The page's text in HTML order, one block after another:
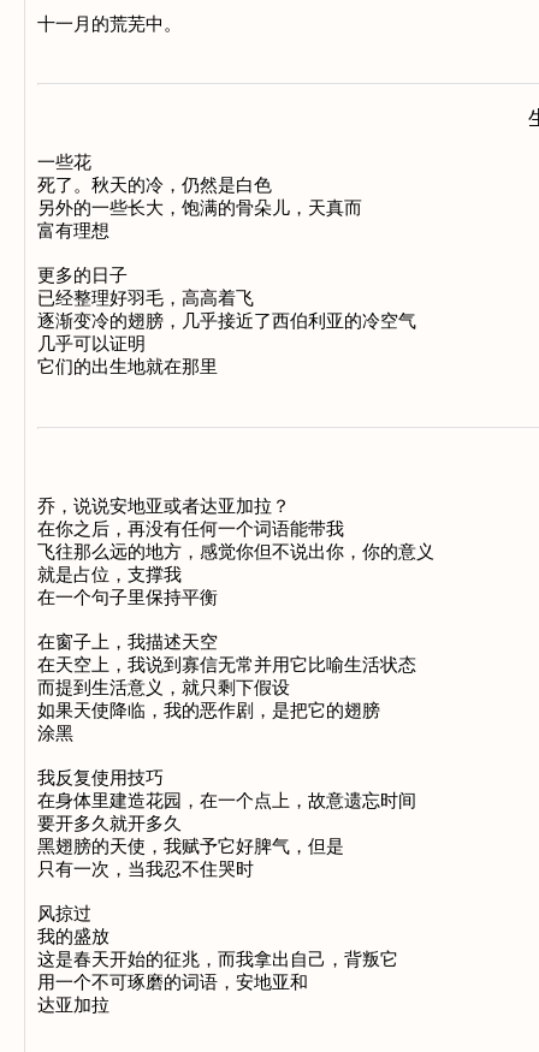
一些花
死了。秋天的冷，仍然是白色
另外的一些长大，饱满的骨朵儿，天真而
富有理想
更多的日子
已经整理好羽毛，高高着飞
逐渐变冷的翅膀，几乎接近了西伯利亚的冷空气
几乎可以证明
乔，说说安地亚或者达亚加拉？
在你之后，再没有任何一个词语能带我
飞往那么远的地方，感觉你但不说出你，你的意义
就是占位，支撑我
在一个句子里保持平衡
在窗子上，我描述天空
在天空上，我说到寡信无常并用它比喻生活状态
而提到生活意义，就只剩下假设
如果天使降临，我的恶作剧，是把它的翅膀
涂黑
我反复使用技巧
在身体里建造花园，在一个点上，故意遗忘时间
要开多久就开多久
黑翅膀的天使，我赋予它好脾气，但是
只有一次，当我忍不住哭时
风掠过
我的盛放
这是春天开始的征兆，而我拿出自己，背叛它
用一个不可琢磨的词语，安地亚和